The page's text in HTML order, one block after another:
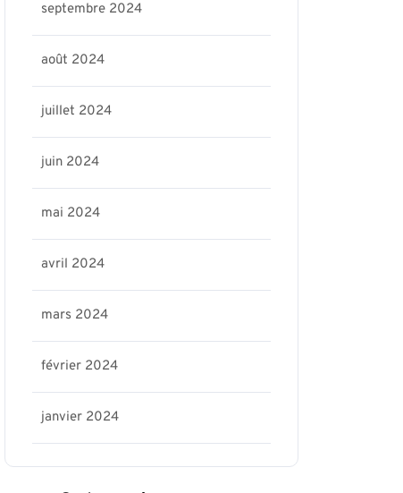
septembre 2024
août 2024
juillet 2024
juin 2024
mai 2024
avril 2024
mars 2024
février 2024
janvier 2024